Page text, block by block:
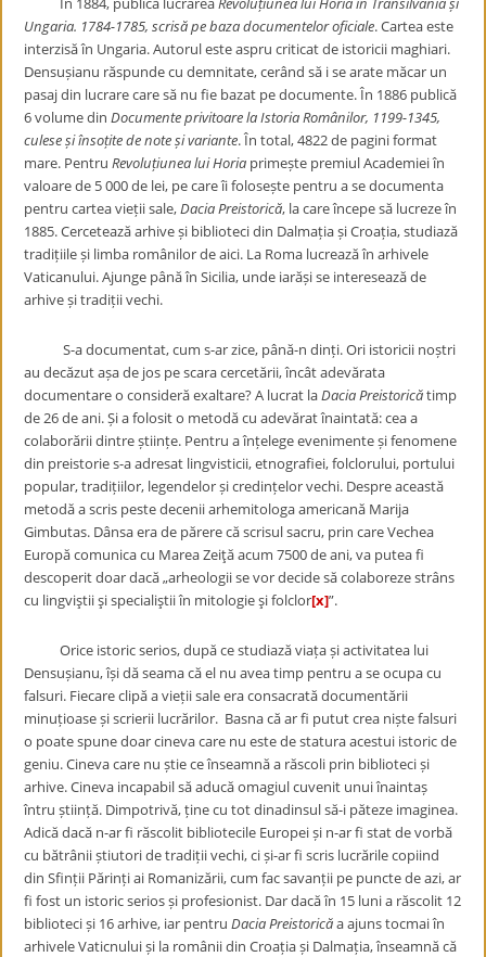
Ungaria. 1784-1785, scrisă pe baza documentelor oficiale. Cartea este
interzisă în Ungaria. Autorul este aspru criticat de istoricii maghiari.
Densușianu răspunde cu demnitate, cerând să i se arate măcar un
pasaj din lucrare care să nu fie bazat pe documente. În 1886 publică
6 volume dinDocumente privitoare la Istoria Românilor, 1199-1345,
culese și însoțite de note și variante. În total, 4822 de pagini format
mare. PentruRevoluțiunea lui Horia primește premiul Academiei în
valoare de 5 000 de lei, pe care îi folosește pentru a se documenta
pentru cartea vieții sale,Dacia Preistorică, la care începe să lucreze în
1885. Cercetează arhive și biblioteci din Dalmația și Croația, studiază
tradițiile și limba românilor de aici. La Roma lucrează în arhivele
Vaticanului. Ajunge până în Sicilia, unde iarăși se interesează de
arhive și tradiții vechi.
S-a documentat, cum s-ar zice, până-n dinți. Ori istoricii noștri
au decăzut așa de jos pe scara cercetării, încât adevărata
documentare o consideră exaltare? A lucrat laDacia Preistoricătimp
de 26 de ani. Și a folosit o metodă cu adevărat înaintată: cea a
colaborării dintre științe. Pentru a înțelege evenimente și fenomene
din preistorie s-a adresat lingvisticii, etnografiei, folclorului, portului
popular, tradițiilor, legendelor și credințelor vechi. Despre această
metodă a scris peste decenii arhemitologa americană Marija
Gimbutas. Dânsa era de părere că scrisul sacru, prin care Vechea
Europă comunica cu Marea Zeiţă acum 7500 de ani, va putea fi
descoperit doar dacă „arheologii se vor decide să colaboreze strâns
cu lingviştii şi specialiştii în mitologie şi folclor[x]”.
Orice istoric serios, după ce studiază viața și activitatea lui
Densușianu, își dă seama că el nu avea timp pentru a se ocupa cu
falsuri. Fiecare clipă a vieții sale era consacrată documentării
minuțioase și scrierii lucrărilor. Basna că ar fi putut crea niște falsuri
o poate spune doar cineva care nu este de statura acestui istoric de
geniu. Cineva care nu știe ce înseamnă a răscoli prin biblioteci și
arhive. Cineva incapabil să aducă omagiul cuvenit unui înaintaș
întru știință. Dimpotrivă, ține cu tot dinadinsul să-i păteze imaginea.
Adică dacă n-ar fi răscolit bibliotecile Europei și n-ar fi stat de vorbă
cu bătrânii știutori de tradiții vechi, ci și-ar fi scris lucrările copiind
din Sfinții Părinți ai Romanizării, cum fac savanții pe puncte de azi, ar
fi fost un istoric serios și profesionist. Dar dacă în 15 luni a răscolit 12
biblioteci și 16 arhive, iar pentruDacia Preistoricăa ajuns tocmai în
arhivele Vaticnului și la românii din Croația și Dalmația, înseamnă că